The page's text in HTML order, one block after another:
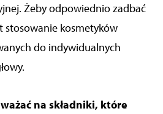
Żeby odpowiednio zadbać
stosowanie kosmetyków
do indywidualnych
na składniki, które